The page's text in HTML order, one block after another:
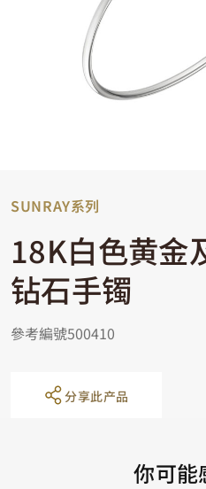
SUNRAY系列
18K白色黄金
钻石手镯
參考編號500410
分享此产品
你可能